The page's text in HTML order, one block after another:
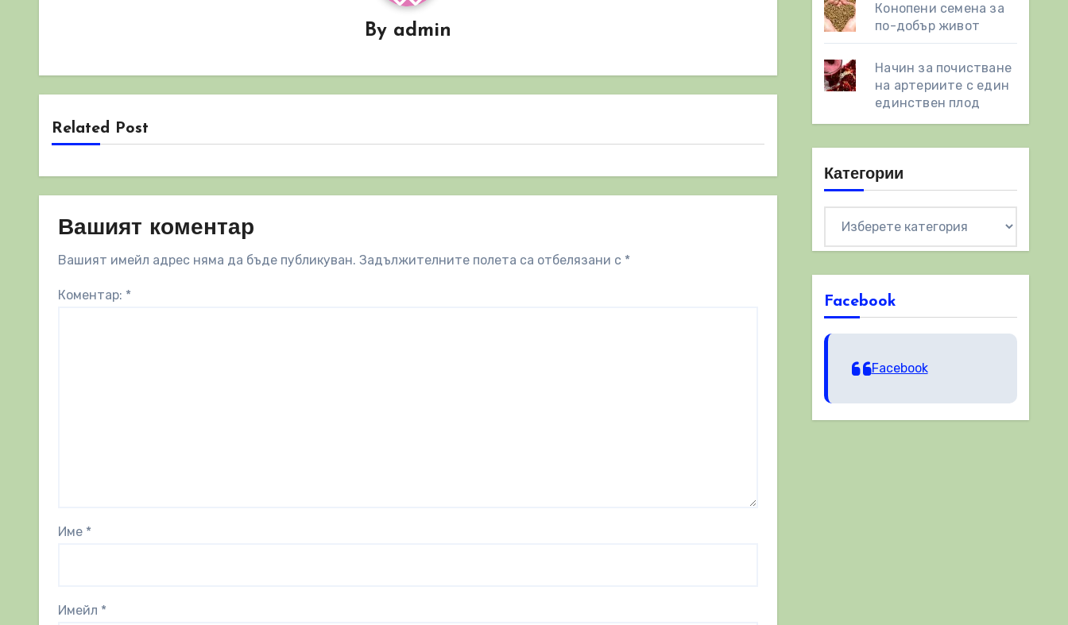
By admin
Related Post
Вашият коментар
Вашият имейл адрес няма да бъде публикуван. Задължителните полета са отбелязани с *
Коментар: *
Име *
Имейл *
Конопени семена за
по-добър живот
Начин за почистване
на артериите с един
единствен плод
Категории
Facebook
Facebook